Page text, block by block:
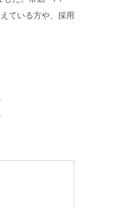
ている方や、採用